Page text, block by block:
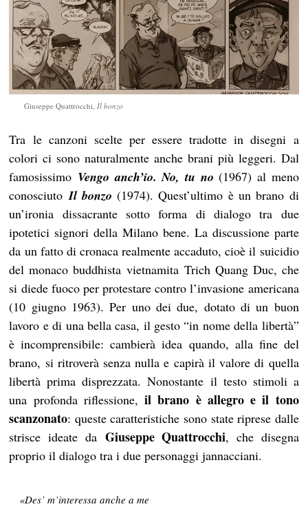
Giuseppe Quattrocchi, Il bonzo
Tra le canzoni scelte per essere tradotte in disegni a
colori ci sono naturalmente anche brani più leggeri. Dal
famosissimo Vengo anch’io. No, tu no (1967) al meno
conosciutoIl bonzo (1974). Quest’ultimo è un brano di
un’ironia dissacrante sotto forma di dialogo tra due
ipotetici signori della Milano bene. La discussione parte
da un fatto di cronaca realmente accaduto, cioè il suicidio
del monaco buddhista vietnamita Trich Quang Duc, che
si diede fuoco per protestare contro l’invasione americana
(10 giugno 1963). Per uno dei due, dotato di un buon
lavoro e di una bella casa, il gesto “in nome della libertà”
è incomprensibile: cambierà idea quando, alla fine del
brano, si ritroverà senza nulla e capirà il valore di quella
libertà prima disprezzata. Nonostante il testo stimoli a
una profonda riflessione,il brano è allegro e il tono
scanzonato: queste caratteristiche sono state riprese dalle
strisce ideate da Giuseppe Quattrocchi, che disegna
proprio il dialogo tra i due personaggi jannacciani.
«Des’ m’interessa anche a me